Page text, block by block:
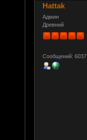
Hattak
Админ
Древний
Сообщений: 6037